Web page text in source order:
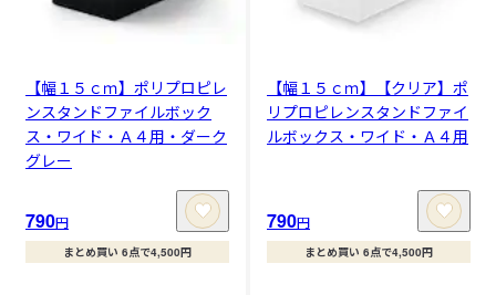
【幅１５ｃｍ】ポリプロピレ
ンスタンドファイルボック
ス・ワイド・Ａ４用・ダーク
グレー
790円
まとめ買い 6点で4,500円
【幅１５ｃｍ】【クリア】ポ
リプロピレンスタンドファイ
ルボックス・ワイド・Ａ４用
790円
まとめ買い 6点で4,500円